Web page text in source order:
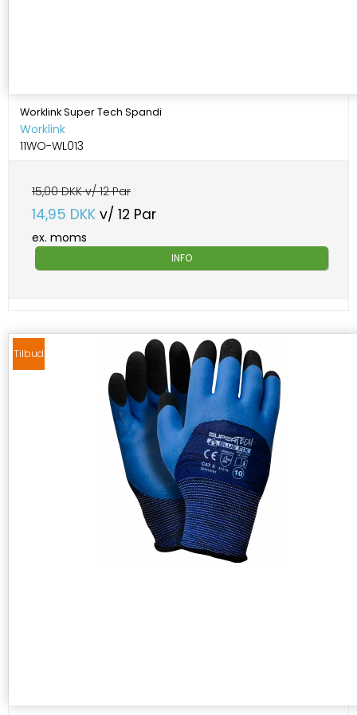
Worklink Super Tech Spandi
Worklink
11WO-WL013
15,00 DKK v/ 12 Par
14,95 DKK v/ 12 Par
ex. moms
INFO
Tilbud